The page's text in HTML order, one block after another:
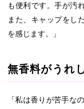
も便利です。手が汚
また、キャップをし
を感じます。」
無香料がうれ
「私は香りが苦手な